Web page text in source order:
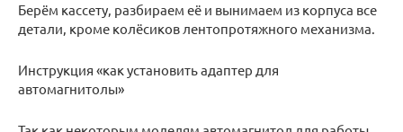
Берём кассету, разбираем её и вынимаем из корпуса все
детали, кроме колёсиков лентопротяжного механизма.
Инструкция «как установить адаптер для
автомагнитолы»